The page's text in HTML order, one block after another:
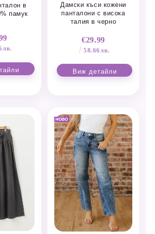
в
памук
Дамски къси кожени
панталони с висока
талия в черно
€29.99
58.66лв.
Виж детайли